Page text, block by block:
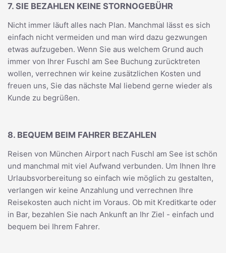
7. SIE BEZAHLEN KEINE STORNOGEBÜHR
Nicht immer läuft alles nach Plan. Manchmal lässt es sich
einfach nicht vermeiden und man wird dazu gezwungen
etwas aufzugeben. Wenn Sie aus welchem Grund auch
immer von Ihrer Fuschl am See Buchung zurücktreten
wollen, verrechnen wir keine zusätzlichen Kosten und
freuen uns, Sie das nächste Mal liebend gerne wieder als
Kunde zu begrüßen.
8. BEQUEM BEIM FAHRER BEZAHLEN
Reisen von München Airport nach Fuschl am See ist schön
und manchmal mit viel Aufwand verbunden. Um Ihnen Ihre
Urlaubsvorbereitung so einfach wie möglich zu gestalten,
verlangen wir keine Anzahlung und verrechnen Ihre
Reisekosten auch nicht im Voraus. Ob mit Kreditkarte oder
in Bar, bezahlen Sie nach Ankunft an Ihr Ziel - einfach und
bequem bei Ihrem Fahrer.